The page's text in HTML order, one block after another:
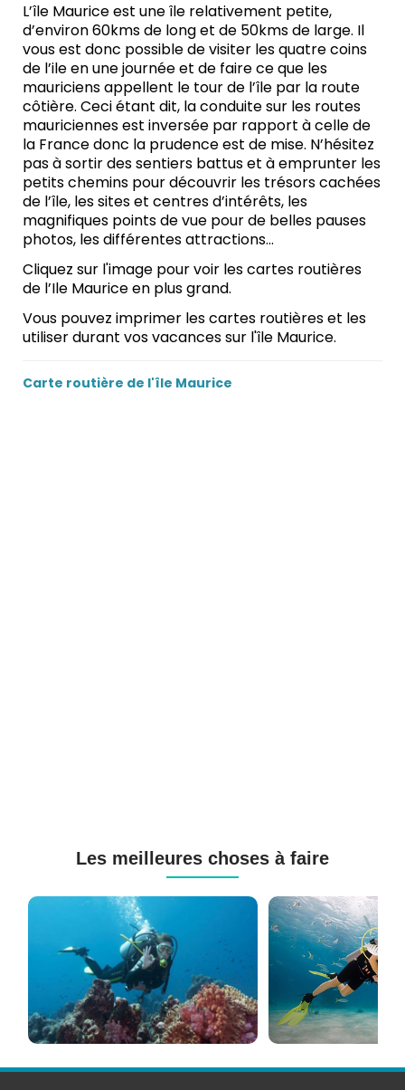
L’île Maurice est une île relativement petite,
d’environ 60kms de long et de 50kms de large. Il
vous est donc possible de visiter les quatre coins
de l’ile en une journée et de faire ce que les
mauriciens appellent le tour de l’île par la route
côtière. Ceci étant dit, la conduite sur les routes
mauriciennes est inversée par rapport à celle de
la France donc la prudence est de mise. N’hésitez
pas à sortir des sentiers battus et à emprunter les
petits chemins pour découvrir les trésors cachées
de l’île, les sites et centres d’intérêts, les
magnifiques points de vue pour de belles pauses
photos, les différentes attractions…
Cliquez sur l'image pour voir les cartes routières
de l’Ile Maurice en plus grand.
Vous pouvez imprimer les cartes routières et les
utiliser durant vos vacances sur l'île Maurice.
Carte routière de l'île Maurice
Les meilleures choses à faire
de
Sous-
marine
à
Maurice